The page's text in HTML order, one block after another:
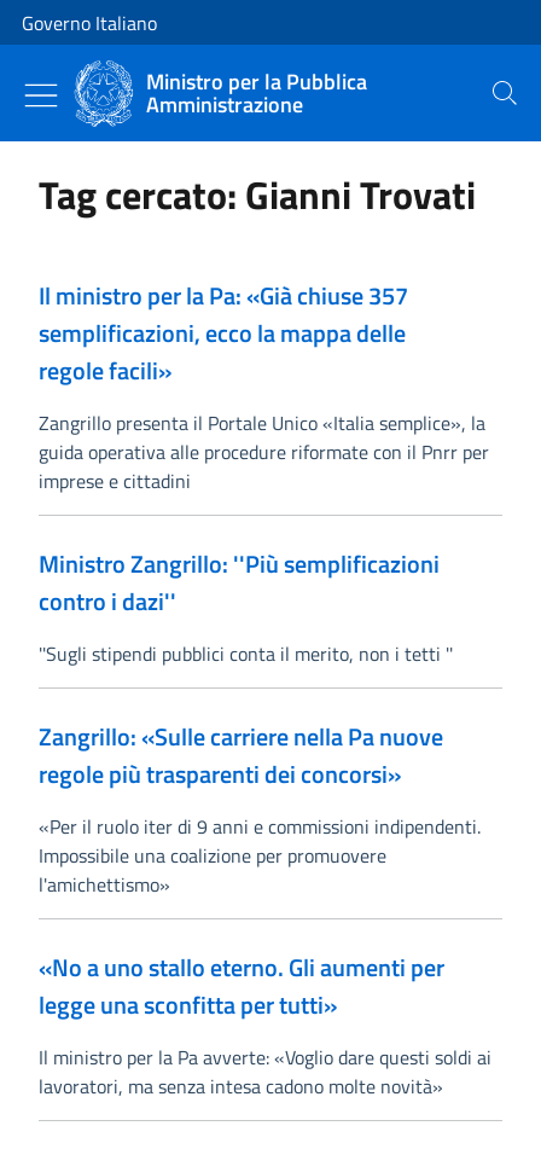
Vai al contenuto
Vai alla navigazione del sito
Governo Italiano
Ministro per la Pubblica
Amministrazione Cerca
Tag cercato: Gianni Trovati
Il ministro per la Pa: «Già chiuse 357
semplificazioni, ecco la mappa delle
regole facili»
Zangrillo presenta il Portale Unico «Italia semplice», la
guida operativa alle procedure riformate con il Pnrr per
imprese e cittadini
Ministro Zangrillo: ''Più semplificazioni
contro i dazi''
''Sugli stipendi pubblici conta il merito, non i tetti ''
Zangrillo: «Sulle carriere nella Pa nuove
regole più trasparenti dei concorsi»
«Per il ruolo iter di 9 anni e commissioni indipendenti.
Impossibile una coalizione per promuovere
l'amichettismo»
«No a uno stallo eterno. Gli aumenti per
legge una sconfitta per tutti»
Il ministro per la Pa avverte: «Voglio dare questi soldi ai
lavoratori, ma senza intesa cadono molte novità»